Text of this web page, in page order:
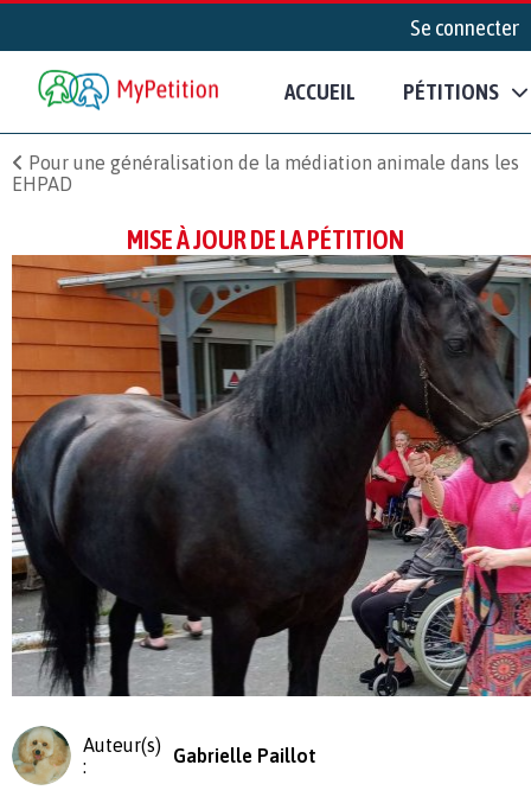
Se connecter
ACCUEIL PÉTITIONS
Pour une généralisation de la médiation animale dans les
EHPAD
MISE À JOUR DE LA PÉTITION
Auteur(s)
:
Gabrielle Paillot